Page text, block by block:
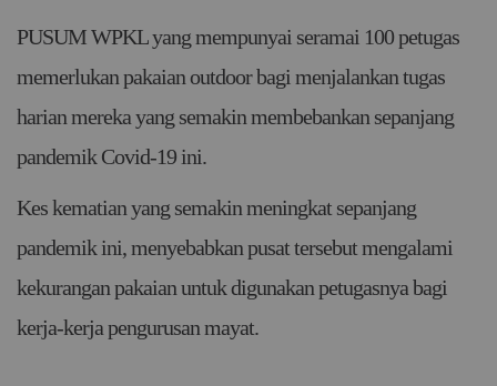
PUSUM WPKL yang mempunyai seramai 100 petugas
memerlukan pakaian outdoor bagi menjalankan tugas
harian mereka yang semakin membebankan sepanjang
pandemik Covid-19 ini.
Kes kematian yang semakin meningkat sepanjang
pandemik ini, menyebabkan pusat tersebut mengalami
kekurangan pakaian untuk digunakan petugasnya bagi
kerja-kerja pengurusan mayat.